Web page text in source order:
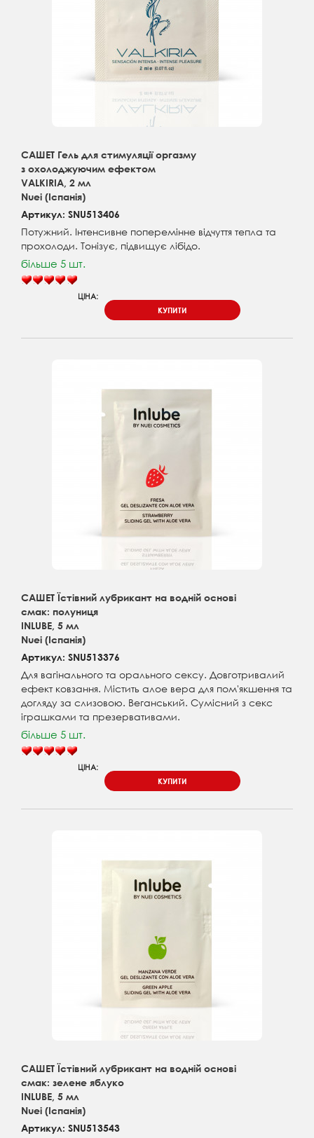
САШЕТ Гель для стимуляції оргазму
з охолоджуючим ефектом
VALKIRIA, 2 мл
Nuei (Іспанія)
Артикул: SNU513406
Потужний. Інтенсивне поперемінне відчуття тепла та
прохолоди. Тонізує, підвищує лібідо.
більше 5 шт.
ЦІНА:
КУПИТИ
САШЕТ Їстівний лубрикант на водній основі
смак: полуниця
INLUBE, 5 мл
Nuei (Іспанія)
Артикул: SNU513376
Для вагінального та орального сексу. Довготривалий
ефект ковзання. Містить алое вера для пом'якшення та
догляду за слизовою. Веганський. Сумісний з секс
іграшками та презервативами.
більше 5 шт.
ЦІНА:
КУПИТИ
САШЕТ Їстівний лубрикант на водній основі
смак: зелене яблуко
INLUBE, 5 мл
Nuei (Іспанія)
Артикул: SNU513543